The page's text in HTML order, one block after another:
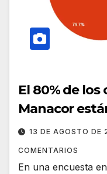
El 80% de
Manacor
13 DE AGOSTO DE
COMENTARIOS
En una encuesta